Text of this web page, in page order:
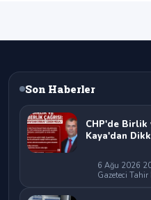
Son Haberler
CHP'de Birlik
Kaya'dan
6 Ağu 2026
Gazeteci Tahir